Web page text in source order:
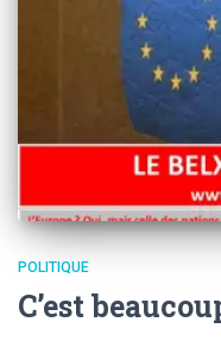
POLITIQUE
C’est